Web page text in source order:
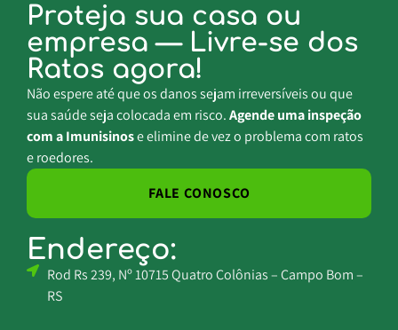
Proteja sua casa ou
empresa — Livre-se dos
Ratos agora!
Não espere até que os danos sejam irreversíveis ou que
sua saúde seja colocada em risco.Agende uma inspeção
com a Imunisinose elimine de vez o problema com ratos
e roedores.
FALE CONOSCO
Endereço:
Rod Rs 239, Nº 10715 Quatro Colônias – Campo Bom –
RS